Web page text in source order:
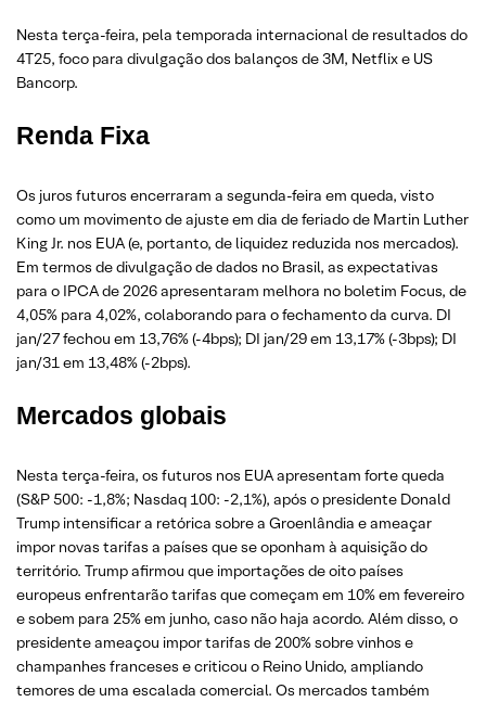
Nesta terça-feira, pela temporada internacional de resultados do
4T25, foco para divulgação dos balanços de 3M, Netflix e US
Bancorp.
Renda Fixa
Os juros futuros encerraram a segunda-feira em queda, visto
como um movimento de ajuste em dia de feriado de Martin Luther
King Jr. nos EUA (e, portanto, de liquidez reduzida nos mercados).
Em termos de divulgação de dados no Brasil, as expectativas
para o IPCA de 2026 apresentaram melhora no boletim Focus, de
4,05% para 4,02%, colaborando para o fechamento da curva. DI
jan/27 fechou em 13,76% (-4bps); DI jan/29 em 13,17% (-3bps); DI
jan/31 em 13,48% (-2bps).
Mercados globais
Nesta terça-feira, os futuros nos EUA apresentam forte queda
(S&P 500: -1,8%; Nasdaq 100: -2,1%), após o presidente Donald
Trump intensificar a retórica sobre a Groenlândia e ameaçar
impor novas tarifas a países que se oponham à aquisição do
território. Trump afirmou que importações de oito países
europeus enfrentarão tarifas que começam em 10% em fevereiro
e sobem para 25% em junho, caso não haja acordo. Além disso, o
presidente ameaçou impor tarifas de 200% sobre vinhos e
champanhes franceses e criticou o Reino Unido, ampliando
temores de uma escalada comercial. Os mercados também